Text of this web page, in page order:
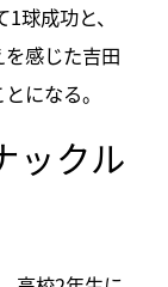
球成功と、
感じた吉田
になる。
ックル